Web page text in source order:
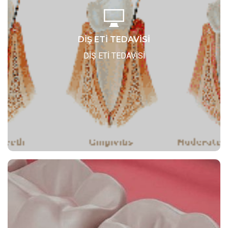
DİŞ ETİ TEDAVİSİ
DİŞ ETİ TEDAVİSİ
DİŞ ETİ TEDAVİSİ
Tedavi detayları için tıklayınız..
Detaylar..